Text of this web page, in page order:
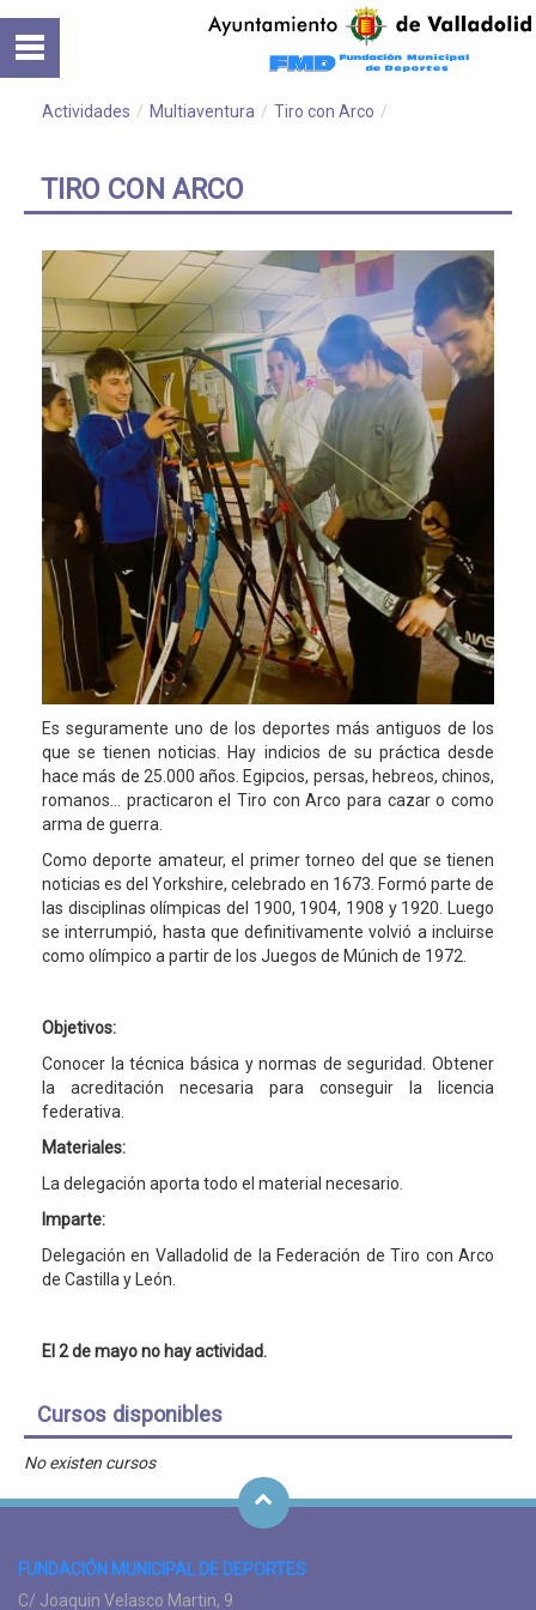
Normativa
Actividades / Multiaventura / Tiro con Arco /
TIRO CON ARCO
Es seguramente uno de los deportes más antiguos de los
que se tienen noticias. Hay indicios de su práctica desde
hace más de 25.000 años. Egipcios, persas, hebreos, chinos,
romanos... practicaron el Tiro con Arco para cazar o como
arma de guerra.
Como deporte amateur, el primer torneo del que se tienen
noticias es del Yorkshire, celebrado en 1673. Formó parte de
las disciplinas olímpicas del 1900, 1904, 1908 y 1920. Luego
se interrumpió, hasta que definitivamente volvió a incluirse
como olímpico a partir de los Juegos de Múnich de 1972.
Objetivos:
Conocer la técnica básica y normas de seguridad. Obtener
la acreditación necesaria para conseguir la licencia
federativa.
Materiales:
La delegación aporta todo el material necesario.
Imparte:
Delegación en Valladolid de la Federación de Tiro con Arco
de Castilla y León.
El 2 de mayo no hay actividad.
Cursos disponibles
No existen cursos
FUNDACIÓN MUNICIPAL DE DEPORTES
C/ Joaquin Velasco Martin, 9